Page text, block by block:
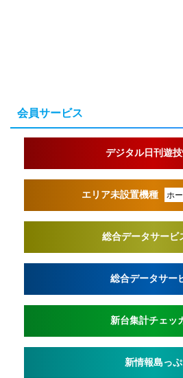
会員サービス
デジタル日刊遊
エリア未設置機種 ホ
総合データサービ
総合データサー
新台集計チェッ
新情報島っぷ